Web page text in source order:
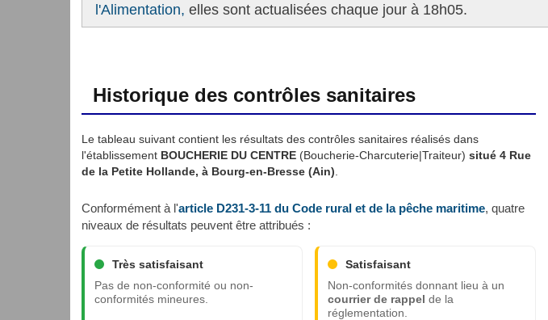
l'Alimentation, elles sont actualisées chaque jour à 18h05.
Historique des contrôles sanitaires
Le tableau suivant contient les résultats des contrôles sanitaires réalisés dans
l'établissement BOUCHERIE DU CENTRE (Boucherie-Charcuterie|Traiteur) situé 4 Rue
de la Petite Hollande, à Bourg-en-Bresse (Ain)
Conformément à l'article D231-3-11 du Code rural et de la pêche maritime, quatre
niveaux de résultats peuvent être attribués :
Très satisfaisant
Pas de non-conformité ou non-
conformités mineures.
Satisfaisant
Non-conformités donnant lieu à un
courrier de rappel de la
réglementation.